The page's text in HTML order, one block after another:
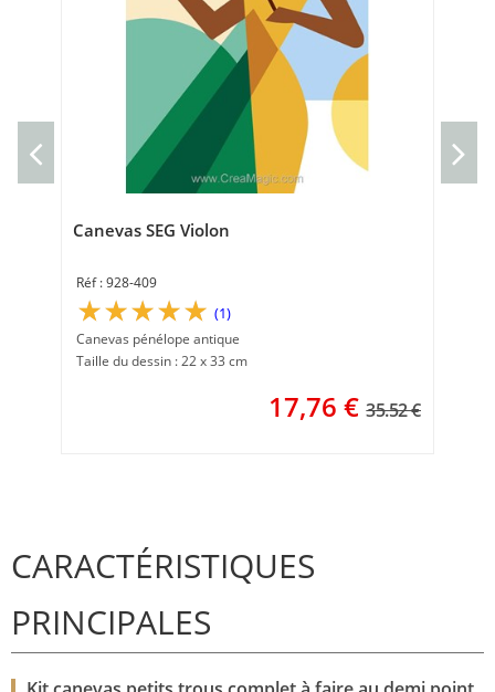
Canevas SEG Violon
928-409
(1)
Canevas pénélope antique
Taille du dessin : 22 x 33 cm
17,76 € 35.52 €
CARACTÉRISTIQUES
PRINCIPALES